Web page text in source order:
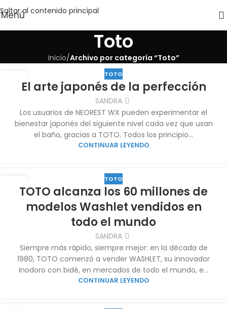
Saltar al contenido principal
Menú
Toto
Inicio/Archivo por categoría “Toto”
TOTO
El arte japonés de la perfección
SANDRA
Los usuarios de NEOREST WX pueden experimentar el
bienestar japonés del siguiente nivel cada vez que usan
el baño, gracias a TOTO. Todos los principio...
CONTINUAR LEYENDO
TOTO
TOTO alcanza los 60 millones de
modelos Washlet vendidos en
todo el mundo
SANDRA
Siempre más rápido, siempre mejor: en la década de
1980, TOTO comenzó a vender WASHLET, su innovador
inodoro con bidé, en mercados de todo el mundo, e...
CONTINUAR LEYENDO